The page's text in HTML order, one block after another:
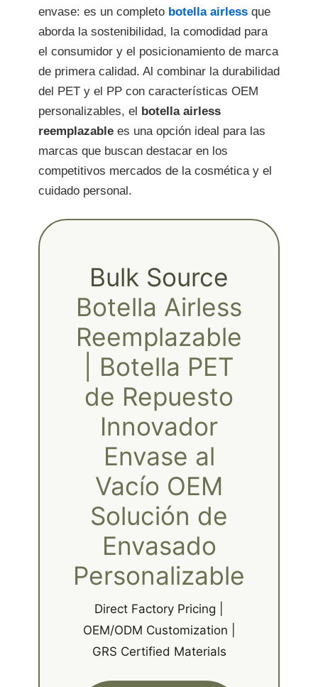
envase: es un completo botella airless que
aborda la sostenibilidad, la comodidad para
el consumidor y el posicionamiento de marca
de primera calidad. Al combinar la durabilidad
del PET y el PP con características OEM
personalizables, el botella airless
reemplazable es una opción ideal para las
marcas que buscan destacar en los
competitivos mercados de la cosmética y el
cuidado personal.
Bulk Source
Botella Airless
Reemplazable
| Botella PET
de Repuesto
Innovador
Envase al
Vacío OEM
Solución de
Envasado
Personalizable
Direct Factory Pricing |
OEM/ODM Customization |
GRS Certified Materials